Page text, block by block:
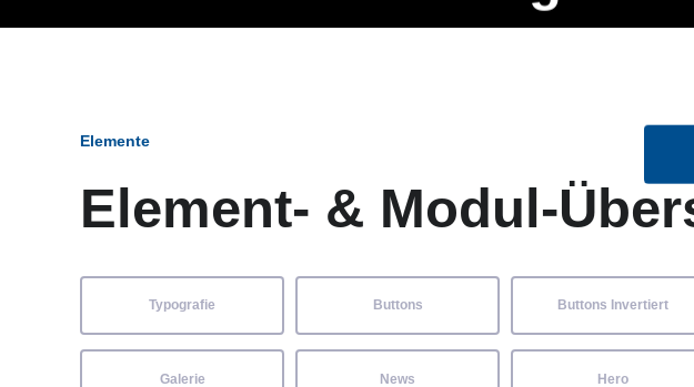
Elemente
Element- & Modul-
Typografie Buttons Buttons Invertiert
Galerie News Hero